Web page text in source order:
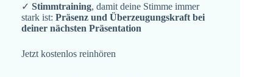
✓ Stimmtraining, damit deine Stimme immer
stark ist: Präsenz und Überzeugungskraft bei
deiner nächsten Präsentation
Jetzt kostenlos reinhören